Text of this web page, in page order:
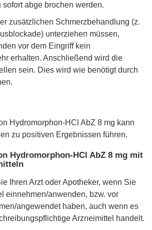
sofort abge brochen werden.
zusätzlichen Schmerzbehandlung (z.
unterziehen müssen,
vor dem Eingriff kein
erhalten. Anschließend wird die
sein. Dies wird wie benötigt durch
Hydromorphon-HCl AbZ 8 mg kann
zu positiven Ergebnissen führen.
Hydromorphon-HCl AbZ 8 mg mit
Ihren Arzt oder Apotheker, wenn Sie
einnehmen/anwenden, bzw. vor
angewendet haben, auch wenn es
Arzneimittel handelt.